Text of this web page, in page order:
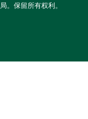
。保留所有权利。